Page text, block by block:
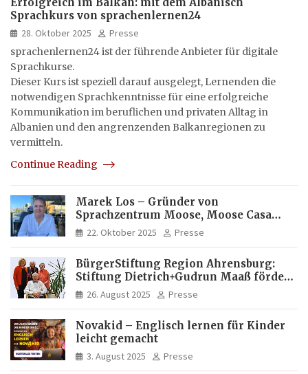
Sprachkurs von sprachenlernen24
28. Oktober 2025
Presse
sprachenlernen24 ist der führende Anbieter für digitale
Sprachkurse.
Dieser Kurs ist speziell darauf ausgelegt, Lernenden die
notwendigen Sprachkenntnisse für eine erfolgreiche
Kommunikation im beruflichen und privaten Alltag in
Albanien und den angrenzenden Balkanregionen zu
vermitteln.
Continue Reading
Marek Los – Gründer von
Sprachzentrum Moose, Moose Casa
Italia und Apartamento Brasil |
Internationaler Experte für Bildung
22. Oktober 2025 Presse
BürgerStiftung Region Ahrensburg:
Stiftung Dietrich+Gudrun Maaß fördert
Deutschkenntnisse von Frauen
26. August 2025 Presse
Novakid – Englisch lernen für Kinder
leicht gemacht
3. August 2025 Presse